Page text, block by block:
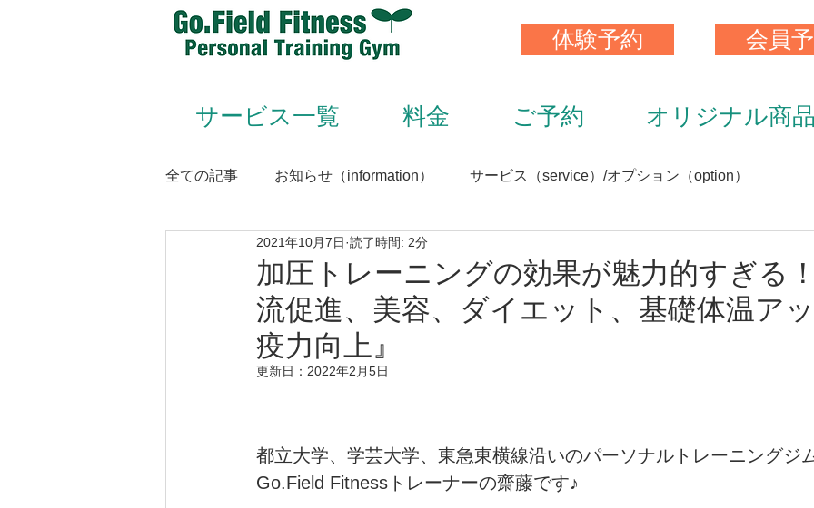
体験予約 会員
サービス一覧 料金 ご予約 オリジナル商
全ての記事 お知らせ（information） サービス（service）/オプション（option）
Animal Flow（アニマルフロー）
Conditioning＆Mentenance サプリメント（supplement） アイテム（item）
健康（wellness） スポーツ（sports） MARE Cycle Field MARE イベントエン
加圧トレーニングの効果が魅力的すぎる
流促進、美容、ダイエット、基礎体温ア
疫力向上』
2021年10月7日 読了時間: 2分
更新日： 2022年2月5日
都立大学、学芸大学、東急東横線沿いのパーソナルトレーニングジ
Go.Field Fitnessトレーナーの齋藤です♪